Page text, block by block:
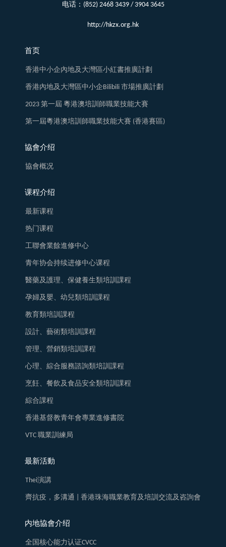
电话：(852) 2468 3439 / 3904 3645
http://hkzx.org.hk
首页
香港中小企內地及大灣區小紅書推廣計劃
香港內地及大灣區中小企Bilibili 市場推廣計劃
2023 第一屆 粵港澳培訓師職業技能大賽
第一屆粵港澳培訓師職業技能大賽 (香港賽區)
協會介绍
協會概况
课程介绍
最新课程
热门课程
工聯會業餘進修中心
青年协会持续进修中心课程
醫藥及護理、保健養生類培訓課程
孕婦及嬰、幼兒類培訓課程
教育類培訓課程
設計、藝術類培訓課程
管理、營銷類培訓課程
心理、綜合服務諮詢類培訓課程
烹飪、餐飲及食品安全類培訓課程
綜合課程
香港基督教青年會專業進修書院
VTC 職業訓練局
最新活動
Thei演講
齊抗疫，多溝通 | 香港珠海職業教育及培訓交流及咨詢會
内地協會介绍
全国核心能力认证CVCC